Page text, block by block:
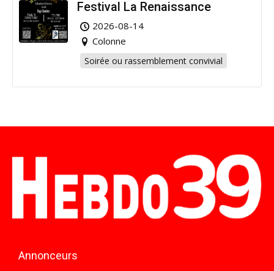
Festival La Renaissance
2026-08-14
Colonne
Soirée ou rassemblement convivial